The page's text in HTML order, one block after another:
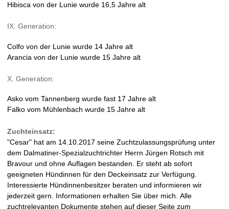
Hibisca von der Lunie wurde 16,5 Jahre alt
IX. Generation:
Colfo von der Lunie wurde 14 Jahre alt
Arancia von der Lunie wurde 15 Jahre alt
X. Generation:
Asko vom Tannenberg wurde fast 17 Jahre alt
Falko vom Mühlenbach wurde 15 Jahre alt
Zuchteinsatz:
"Cesar" hat am 14.10.2017 seine Zuchtzulassungsprüfung unter
dem Dalmatiner-Spezialzuchtrichter Herrn Jürgen Rotsch mit
Bravour und ohne Auflagen bestanden. Er steht ab sofort
geeigneten Hündinnen für den Deckeinsatz zur Verfügung.
Interessierte Hündinnenbesitzer beraten und informieren wir
jederzeit gern. Informationen erhalten Sie über mich. Alle
zuchtrelevanten Dokumente stehen auf dieser Seite zum